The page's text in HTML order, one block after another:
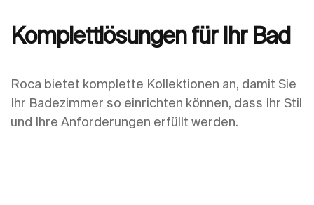
Komplettlösungen für Ihr Bad
Roca bietet komplette Kollektionen an, damit Sie
Ihr Badezimmer so einrichten können, dass Ihr Stil
und Ihre Anforderungen erfüllt werden.